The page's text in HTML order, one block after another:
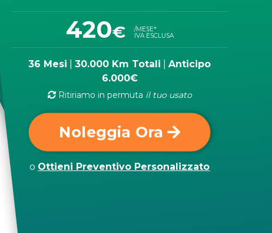
420€
/MESE*
IVA ESCLUSA
36 Mesi |30.000 Km Totali |Anticipo
6.000€
Ritiriamo in permuta il tuo usato
Noleggia Ora
o Ottieni Preventivo Personalizzato